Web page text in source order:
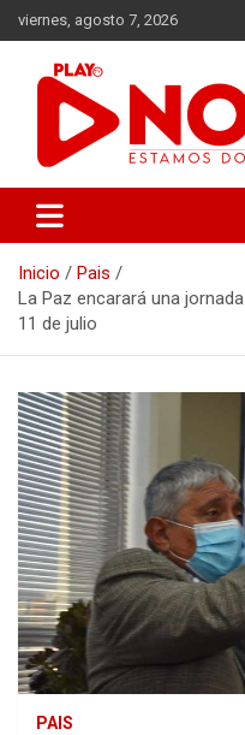
Saltar
al
contenido
viernes, agosto 7, 2026
Play Noticias
Inicio
Pais
La Paz encarará una
11 de julio
PAIS